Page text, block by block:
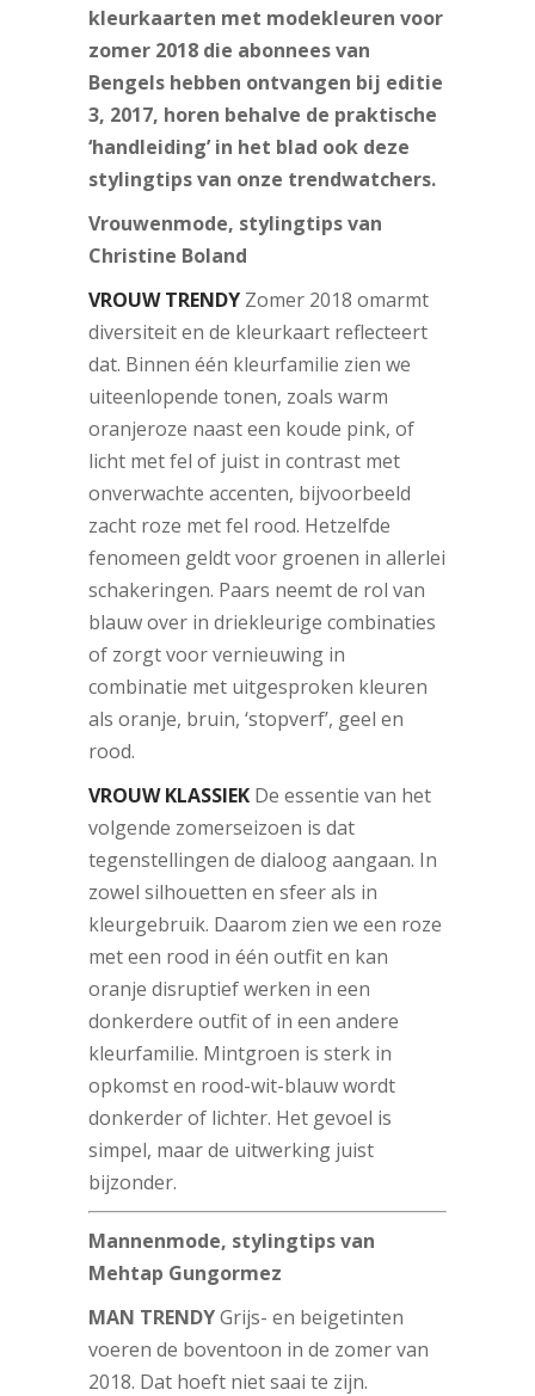
kleurkaarten met modekleuren voor
zomer 2018 die abonnees van
Bengels hebben ontvangen bij editie
3, 2017, horen behalve de praktische
‘handleiding’ in het blad ook deze
stylingtips van onze trendwatchers.
Vrouwenmode, stylingtips van
Christine Boland
VROUW TRENDY Zomer 2018 omarmt
diversiteit en de kleurkaart reflecteert
dat. Binnen één kleurfamilie zien we
uiteenlopende tonen, zoals warm
oranjeroze naast een koude pink, of
licht met fel of juist in contrast met
onverwachte accenten, bijvoorbeeld
zacht roze met fel rood. Hetzelfde
fenomeen geldt voor groenen in allerlei
schakeringen. Paars neemt de rol van
blauw over in driekleurige combinaties
of zorgt voor vernieuwing in
combinatie met uitgesproken kleuren
als oranje, bruin, ‘stopverf’, geel en
rood.
VROUW KLASSIEK De essentie van het
volgende zomerseizoen is dat
tegenstellingen de dialoog aangaan. In
zowel silhouetten en sfeer als in
kleurgebruik. Daarom zien we een roze
met een rood in één outfit en kan
oranje disruptief werken in een
donkerdere outfit of in een andere
kleurfamilie. Mintgroen is sterk in
opkomst en rood-wit-blauw wordt
donkerder of lichter. Het gevoel is
simpel, maar de uitwerking juist
bijzonder.
Mannenmode, stylingtips van
Mehtap Gungormez
MAN TRENDYGrijs- en beigetinten
voeren de boventoon in de zomer van
2018. Dat hoeft niet saai te zijn.